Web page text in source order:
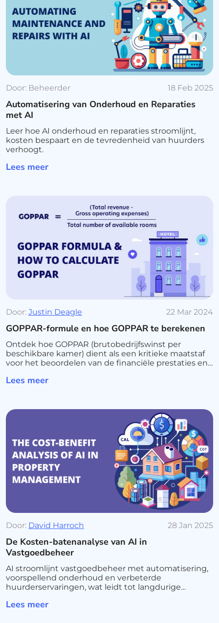
Door: Beheerder 18 Feb 2025
Automatisering van Onderhoud en Reparaties
met AI
Leer hoe AI onderhoud en reparaties stroomlijnt,
kosten bespaart en de tevredenheid van huurders
verhoogt.
Lees meer
Door: Justin Deagle 22 Mar 2024
GOPPAR-formule en hoe GOPPAR te berekenen
Ontdek hoe GOPPAR (brutobedrijfswinst per
beschikbare kamer) dient als een kritieke maatstaf
voor het beoordelen van de financiële prestaties en
formule en de voordelen ervan.
Lees meer
Door: David Harroch 28 Jan 2025
De Kosten-batenanalyse van AI in
Vastgoedbeheer
AI stroomlijnt vastgoedbeheer met automatisering,
voorspellend onderhoud en verbeterde
huurderservaringen, wat leidt tot langdurige
Lees meer